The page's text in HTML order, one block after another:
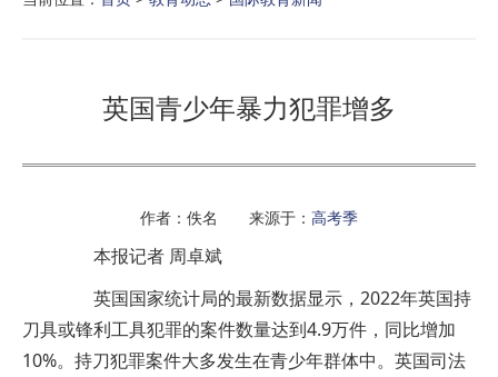
英国青少年暴力犯罪增多
作者：佚名 来源于： 高考季
本报记者 周卓斌
英国国家统计局的最新数据显示，2022年英国持
刀具或锋利工具犯罪的案件数量达到4.9万件，同比增加
10%。持刀犯罪案件大多发生在青少年群体中。英国司法